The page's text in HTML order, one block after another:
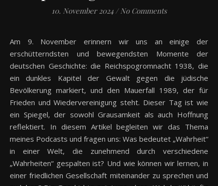
10. November 2024 / No Comments
Am 9. November erinnern wir uns an einige der
erschütterndsten und bewegendsten Momente der
deutschen Geschichte: die Reichspogromnacht 1938, die
ein dunkles Kapitel der Gewalt gegen die jüdische
Bevölkerung markiert, und den Mauerfall 1989, der für
Frieden und Wiedervereinigung steht. Dieser Tag ist wie
ein Spiegel, der sowohl Grausamkeit als auch Hoffnung
reflektiert. In diesem Artikel begleiten wir das Thema
meines Podcasts und fragen uns: Was bedeutet „Wahrheit“
in einer Welt, die zunehmend durch verschiedene
„Wahrheiten“ gespalten ist? Und wie können wir lernen, in
einer friedlichen Gesellschaft miteinander zu sprechen und